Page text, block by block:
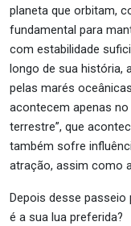
planeta que orbitam,
fundamental para
com estabilidade
longo de sua história,
pelas marés
acontecem apenas no
terrestre”, que
também sofre
atração, assim como
Depois desse passeio
é a sua lua preferida?